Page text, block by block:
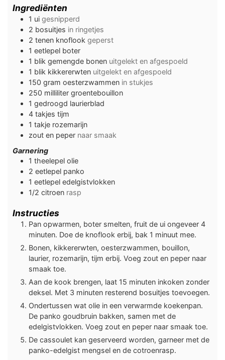
Ingrediënten
1 ui gesnipperd
2 bosuitjes in ringetjes
2 tenen knoflook geperst
1 eetlepel boter
1 blik gemengde bonen uitgelekt en afgespoeld
1 blik kikkererwten uitgelekt en afgespoeld
150 gram oesterzwammen in stukjes
250 milliliter groentebouillon
1 gedroogd laurierblad
4 takjes tijm
1 takje rozemarijn
zout en peper naar smaak
Garnering
1 theelepel olie
2 eetlepel panko
1 eetlepel edelgistvlokken
1/2 citroen rasp
Instructies
Pan opwarmen, boter smelten, fruit de ui ongeveer 4
minuten. Doe de knoflook erbij, bak 1 minuut mee.
Bonen, kikkererwten, oesterzwammen, bouillon,
laurier, rozemarijn, tijm erbij. Voeg zout en peper naar
smaak toe.
Aan de kook brengen, laat 15 minuten inkoken zonder
deksel. Met 3 minuten resterend bosuitjes toevoegen.
Ondertussen wat olie in een verwarmde koekenpan.
De panko goudbruin bakken, samen met de
edelgistvlokken. Voeg zout en peper naar smaak toe.
De cassoulet kan geserveerd worden, garneer met de
panko-edelgist mengsel en de cotroenrasp.